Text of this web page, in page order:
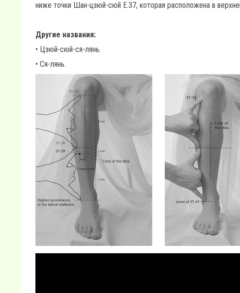
ниже точки Шан-цзюй-сюй Е.37, которая расположена в
Другие названия:
• Цзюй-сюй-ся-лянь.
• Ся-лянь.